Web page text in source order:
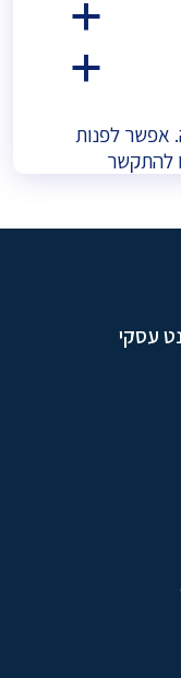
a
a
אפשר לפנות
להתקשר
עסקי